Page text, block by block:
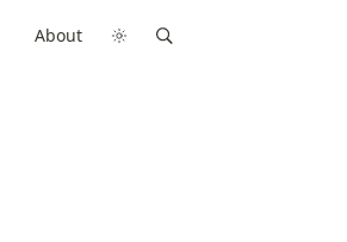
About